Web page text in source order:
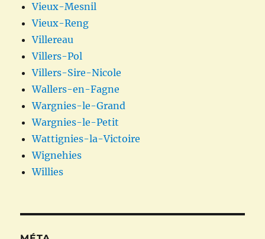
Vieux-Mesnil
Vieux-Reng
Villereau
Villers-Pol
Villers-Sire-Nicole
Wallers-en-Fagne
Wargnies-le-Grand
Wargnies-le-Petit
Wattignies-la-Victoire
Wignehies
Willies